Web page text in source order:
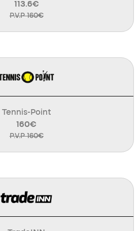
113.6€
P.V.P 160€
Tennis-Point
160€
P.V.P 160€